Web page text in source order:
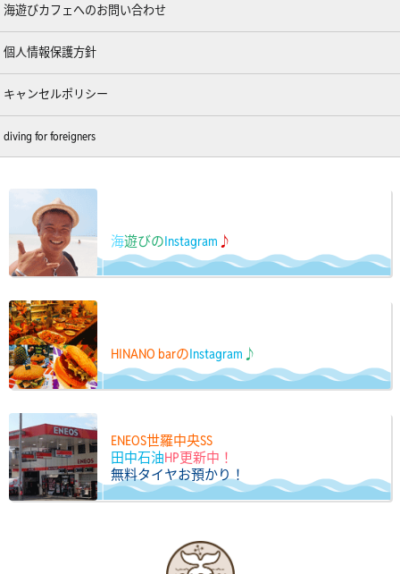
海遊びカフェへのお問い合わせ
個人情報保護方針
キャンセルポリシー
diving for foreigners
海遊びのInstagram ♪
HINANO barのInstagram ♪
ENEOS世羅中央SS
田中石油HP更新中！
無料タイヤお預かり！